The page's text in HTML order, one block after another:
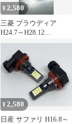
¥ 2,580
三菱 プラウディア
H24.7～H28.12
BY/BKY51 爆光 単色
H8/H11/H16 LED フォ
グランプ バルブ 球 2個
SET 特注ハイパワー
LEDチップ搭載 ポン付
け 新品 送料込み Bタイ
プ
¥2,580
日産 サファリ H16.8～